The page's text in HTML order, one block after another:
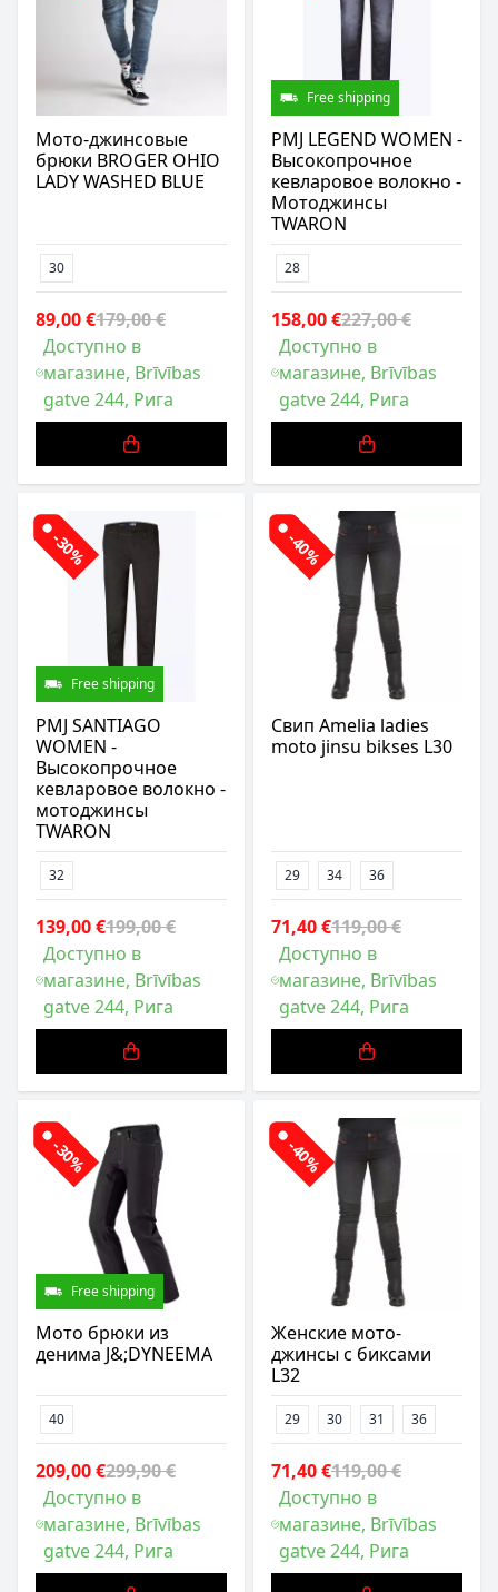
Мото-джинсовые
брюки BROGER OHIO
LADY WASHED BLUE
30
89,00 €179,00 €
Доступно в
магазине, Brīvības
gatve 244, Рига
Free shipping
PMJ LEGEND WOMEN -
Высокопрочное
кевларовое волокно -
Мотоджинсы
TWARON
28
158,00 €227,00 €
Доступно в
магазине, Brīvības
gatve 244, Рига
-30%
Free shipping
PMJ SANTIAGO
WOMEN -
Высокопрочное
кевларовое волокно -
мотоджинсы
TWARON
32
139,00 €199,00 €
Доступно в
магазине, Brīvības
gatve 244, Рига
-40%
Свип Amelia ladies
moto jinsu bikses L30
29 34 36
71,40 €119,00 €
Доступно в
магазине, Brīvības
gatve 244, Рига
-30%
Free shipping
Мото брюки из
денима J&;DYNEEMA
40
209,00 €299,90 €
Доступно в
магазине, Brīvības
gatve 244, Рига
-40%
Женские мото-
джинсы с биксами
L32
29 30 31 36
71,40 €119,00 €
Доступно в
магазине, Brīvības
gatve 244, Рига